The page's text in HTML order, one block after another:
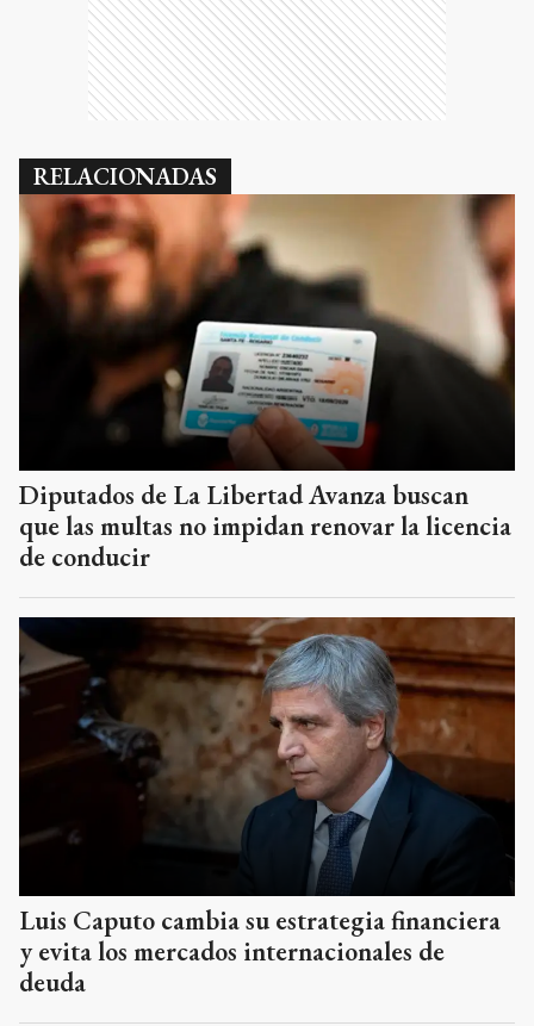
RELACIONADAS
Diputados de La Libertad Avanza buscan
que las multas no impidan renovar la licencia
de conducir
Luis Caputo cambia su estrategia financiera
y evita los mercados internacionales de
deuda